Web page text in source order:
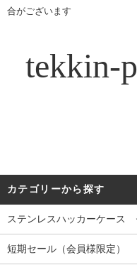
合がございます
tekkin-
カテゴリーから探す
ステンレスハッカーケース
短期セール（会員様限定）